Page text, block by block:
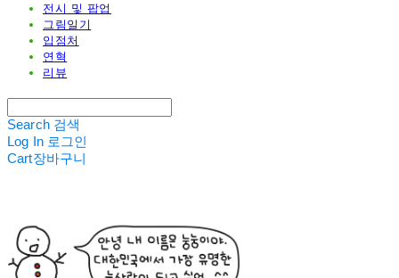
전시 및 팝업
그림일기
입점처
연혁
리뷰
Search 검색
Log In 로그인
Cart장바구니